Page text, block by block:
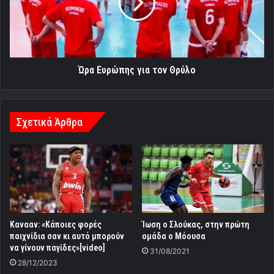
Θρύλο
Ώρα Ευρώπης για τον Θρύλο
Σχετικά Άρθρα
Κανααν: «Κάποιες φορές
παιχνίδια σαν κι αυτό μπορούν
να γίνουν παγίδες»[video]
28/12/2023
Ίωση ο Σλούκας, στην πρώτη
ομάδα ο Μόουσα
31/08/2021